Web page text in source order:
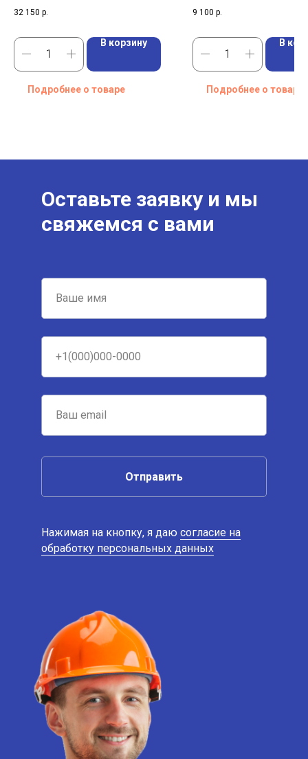
32 150 р.
В корзину
Подробнее о товаре
9 100 р.
В
Подробнее о товаре
Оставьте заявку и мы
свяжемся с вами
Отправить
Нажимая на кнопку, я даю согласие на
обработку персональных данных